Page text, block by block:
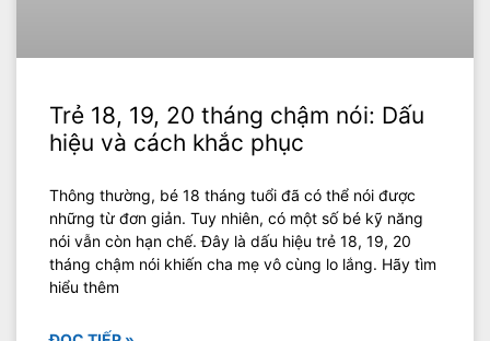
Trẻ 18, 19, 20 tháng chậm nói: Dấu
hiệu và cách khắc phục
Thông thường, bé 18 tháng tuổi đã có thể nói được
những từ đơn giản. Tuy nhiên, có một số bé kỹ năng
nói vẫn còn hạn chế. Đây là dấu hiệu trẻ 18, 19, 20
tháng chậm nói khiến cha mẹ vô cùng lo lắng. Hãy tìm
hiểu thêm